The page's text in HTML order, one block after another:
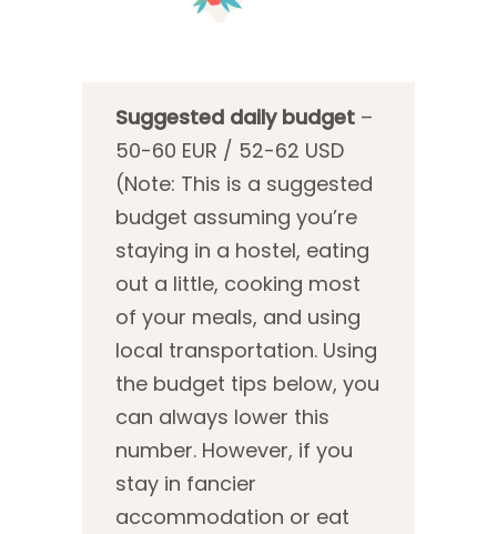
Suggested daily budget –
50-60 EUR / 52-62 USD
(Note: This is a suggested
budget assuming you’re
staying in a hostel, eating
out a little, cooking most
of your meals, and using
local transportation. Using
the budget tips below, you
can always lower this
number. However, if you
stay in fancier
accommodation or eat